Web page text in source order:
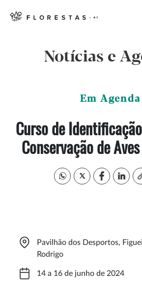
Notícias e
Em Agenda
Curso de
Conservação de
Pavilhão dos Desportos,
Rodrigo
14 a 16 de junho de 2024